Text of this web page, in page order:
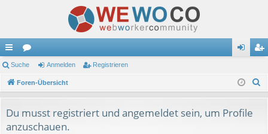
ch
ne
ug
or
en m
de
ist
Suche Anmelden Registrieren
Foren-Übersicht
Du musst registriert und angemeldet sein, um Profile
anzuschauen.